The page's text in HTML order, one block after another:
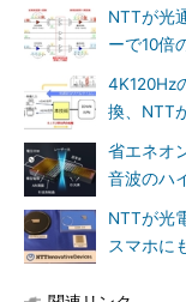
NTTが光
ーで10倍
4K120Hz
換、NTT
省エネオ
音波のハ
NTTが光
スマホに